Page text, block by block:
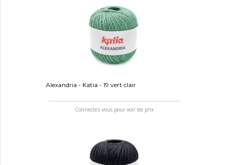
Alexandria - Katia - 19 vert clair
Connectez-vous pour voir les prix